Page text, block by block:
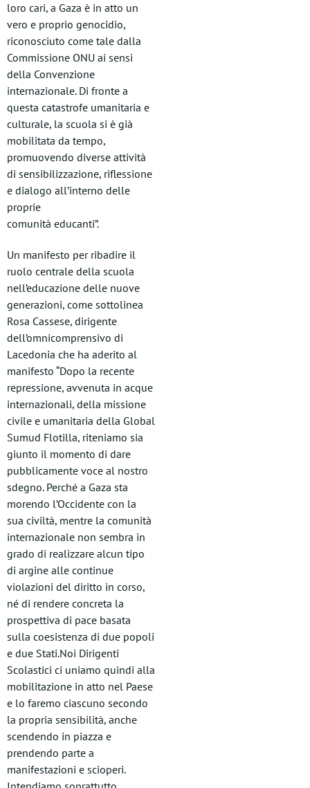
loro cari, a Gaza è in atto un
vero e proprio genocidio,
riconosciuto come tale dalla
Commissione ONU ai sensi
della Convenzione
internazionale. Di fronte a
questa catastrofe umanitaria e
culturale, la scuola si è già
mobilitata da tempo,
promuovendo diverse attività
di sensibilizzazione, riflessione
e dialogo all’interno delle
proprie
comunità educanti”.
Un manifesto per ribadire il
ruolo centrale della scuola
nell’educazione delle nuove
generazioni, come sottolinea
Rosa Cassese, dirigente
dell’omnicomprensivo di
Lacedonia che ha aderito al
manifesto “Dopo la recente
repressione, avvenuta in acque
internazionali, della missione
civile e umanitaria della Global
Sumud Flotilla, riteniamo sia
giunto il momento di dare
pubblicamente voce al nostro
sdegno. Perché a Gaza sta
morendo l’Occidente con la
sua civiltà, mentre la comunità
internazionale non sembra in
grado di realizzare alcun tipo
di argine alle continue
violazioni del diritto in corso,
né di rendere concreta la
prospettiva di pace basata
sulla coesistenza di due popoli
e due Stati.Noi Dirigenti
Scolastici ci uniamo quindi alla
mobilitazione in atto nel Paese
e lo faremo ciascuno secondo
la propria sensibilità, anche
scendendo in piazza e
prendendo parte a
manifestazioni e scioperi.